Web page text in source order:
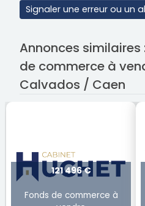
Signaler une erreur ou un
Annonces similaires
de commerce à
Calvados / Caen
121 496 €
Fonds de commerce à